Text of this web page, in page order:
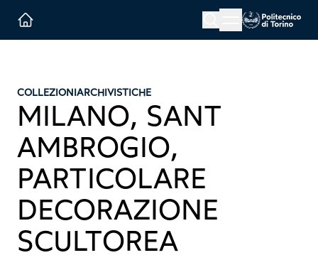
Menu button
COLLEZIONIARCHIVISTICHE
MILANO, SANT
AMBROGIO,
PARTICOLARE
DECORAZIONE
SCULTOREA